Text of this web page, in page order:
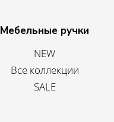
Мебельные ручки
NEW
Все коллекции
SALE